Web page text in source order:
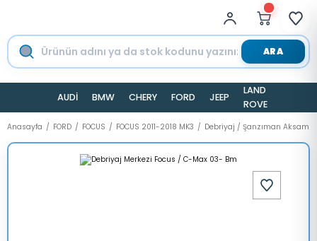
ARA
AUDİ BMW CHERY FORD JEEP
LAND
ROVER
Anasayfa FORD FOCUS FOCUS 2011-2018 MK3 Debriyaj / Şanzıman Aksamı